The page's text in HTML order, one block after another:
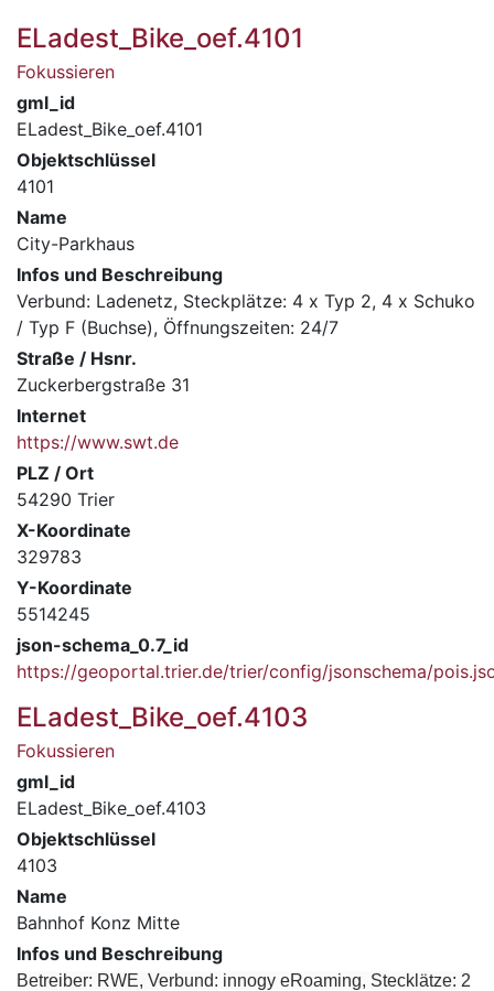
ELadest_Bike_oef.4101
Fokussieren
gml_id
ELadest_Bike_oef.4101
Objektschlüssel
4101
Name
City-Parkhaus
Infos und Beschreibung
Verbund: Ladenetz, Steckplätze: 4 x Typ 2, 4 x Schuko
/ Typ F (Buchse), Öffnungszeiten: 24/7
Straße / Hsnr.
Zuckerbergstraße 31
Internet
https://www.swt.de
PLZ / Ort
54290 Trier
X-Koordinate
329783
Y-Koordinate
5514245
json-schema_0.7_id
https://geoportal.trier.de/trier/config/jsonschema/
ELadest_Bike_oef.4103
Fokussieren
gml_id
ELadest_Bike_oef.4103
Objektschlüssel
4103
Name
Bahnhof Konz Mitte
Infos und Beschreibung
Betreiber: RWE, Verbund: innogy eRoaming, Stecklätze: 2